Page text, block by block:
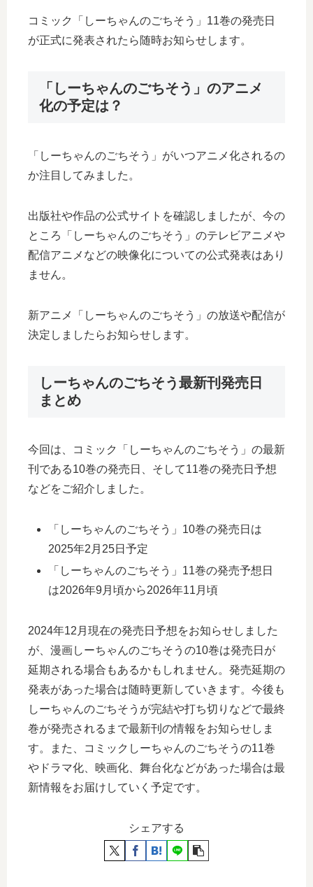
コミック「しーちゃんのごちそう」11巻の発売日
が正式に発表されたら随時お知らせします。
「しーちゃんのごちそう」のアニメ
化の予定は？
「しーちゃんのごちそう」がいつアニメ化されるの
か注目してみました。
出版社や作品の公式サイトを確認しましたが、今の
ところ「しーちゃんのごちそう」のテレビアニメや
配信アニメなどの映像化についての公式発表はあり
ません。
新アニメ「しーちゃんのごちそう」の放送や配信が
決定しましたらお知らせします。
しーちゃんのごちそう最新刊発売日
まとめ
今回は、コミック「しーちゃんのごちそう」の最新
刊である10巻の発売日、そして11巻の発売日予想
などをご紹介しました。
「しーちゃんのごちそう」10巻の発売日は
2025年2月25日予定
「しーちゃんのごちそう」11巻の発売予想日
は2026年9月頃から2026年11月頃
2024年12月現在の発売日予想をお知らせしました
が、漫画しーちゃんのごちそうの10巻は発売日が
延期される場合もあるかもしれません。発売延期の
発表があった場合は随時更新していきます。今後も
しーちゃんのごちそうが完結や打ち切りなどで最終
巻が発売されるまで最新刊の情報をお知らせしま
す。また、コミックしーちゃんのごちそうの11巻
やドラマ化、映画化、舞台化などがあった場合は最
新情報をお届けしていく予定です。
シェアする